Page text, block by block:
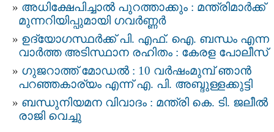
അധിക്ഷേപിച്ചാല്‍ പുറത്താക്കും : മന്ത്രിമാര്‍ക്ക്
മുന്നറിയിപ്പുമായി ഗവര്‍ണ്ണര്‍
ഉദ്യോഗസ്ഥര്‍ക്ക് പി. എഫ്. ഐ. ബന്ധം എന്ന
വാർത്ത അടിസ്ഥാന രഹിതം : കേരള പോലീസ്
ഗുജറാത്ത് മോഡല്‍ : 10 വര്‍ഷംമുമ്പ് ഞാന്‍
പറഞ്ഞകാര്യം എന്ന് എ. പി. അബ്ദുള്ളക്കുട്ടി
ബന്ധുനിയമന വിവാദം : മന്ത്രി കെ. ടി. ജലീല്‍
രാജി വെച്ചു